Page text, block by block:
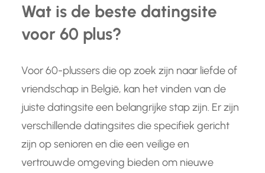
Wat is de beste datingsite
voor 60 plus?
Voor 60-plussers die op zoek zijn naar liefde of
vriendschap in België, kan het vinden van de
juiste datingsite een belangrijke stap zijn. Er zijn
verschillende datingsites die specifiek gericht
zijn op senioren en die een veilige en
vertrouwde omgeving bieden om nieuwe